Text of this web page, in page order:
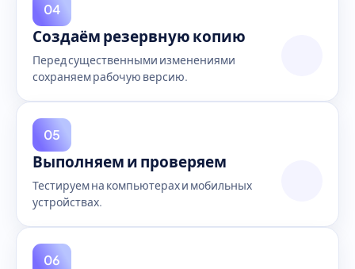
04
Создаём резервную копию
Перед существенными изменениями
сохраняем рабочую версию.
05
Выполняем и проверяем
Тестируем на компьютерах и мобильных
устройствах.
06